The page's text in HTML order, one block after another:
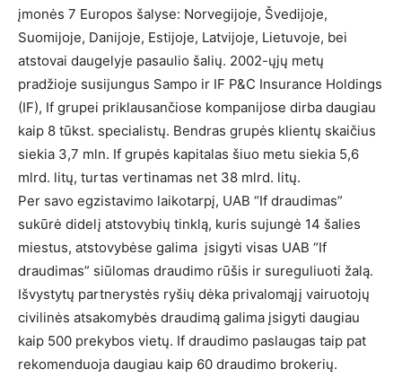
įmonės 7 Europos šalyse: Norvegijoje, Švedijoje,
Suomijoje, Danijoje, Estijoje, Latvijoje, Lietuvoje, bei
atstovai daugelyje pasaulio šalių. 2002-ųjų metų
pradžioje susijungus Sampo ir IF P&C Insurance Holdings
(IF), If grupei priklausančiose kompanijose dirba daugiau
kaip 8 tūkst. specialistų. Bendras grupės klientų skaičius
siekia 3,7 mln. If grupės kapitalas šiuo metu siekia 5,6
mlrd. litų, turtas vertinamas net 38 mlrd. litų.
Per savo egzistavimo laikotarpį, UAB “If draudimas”
sukūrė didelį atstovybių tinklą, kuris sujungė 14 šalies
miestus, atstovybėse galima įsigyti visas UAB “If
draudimas” siūlomas draudimo rūšis ir sureguliuoti žalą.
Išvystytų partnerystės ryšių dėka privalomąjį vairuotojų
civilinės atsakomybės draudimą galima įsigyti daugiau
kaip 500 prekybos vietų. If draudimo paslaugas taip pat
rekomenduoja daugiau kaip 60 draudimo brokerių.